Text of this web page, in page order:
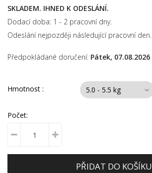
SKLADEM. IHNED K ODESLÁNÍ.
Dodací doba: 1 - 2 pracovní dny.
Odeslání nejpozději následující pracovní den.
Předpokládané doručení: Pátek, 07.08.2026
Hmotnost :
Počet:
PŘIDAT DO KOŠÍKU